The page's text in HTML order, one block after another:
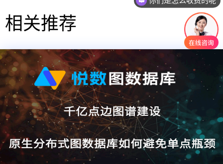
相关推荐
现在有优惠活动吗